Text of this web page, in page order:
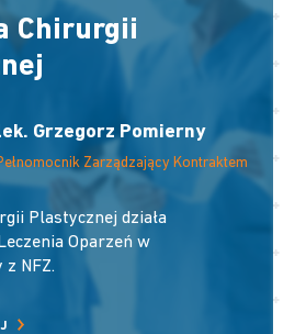
Plastycznej działa
Oparzeń w
z NFZ.
Chirurgii
Grzegorz Pomierny
Zarządzający Kontraktem